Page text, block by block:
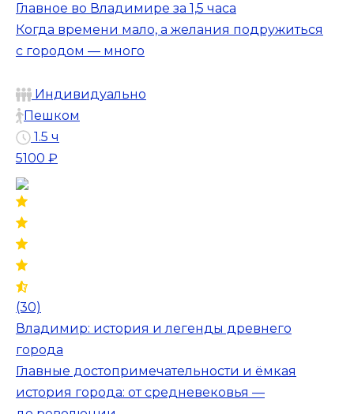
Главное во Владимире за 1,5 часа
Когда времени мало, а желания подружиться
с городом — много
Индивидуально
Пешком
1.5 ч
5100 ₽
(30)
Владимир: история и легенды древнего
города
Главные достопримечательности и ёмкая
история города: от средневековья —